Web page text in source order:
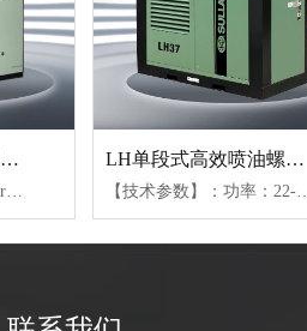
WS18.5-75KW系列固定式螺杆空压机
【技术参数】：7.6-13bar、0.4-2.28m³/min(04-15)、2.2-6.8m³/min(18-37)、5.65-14.7m³/min(45-75)【可选配置】：风冷或水冷（水冷仅限45kW以上机组）、不同防护等级电机、变容控制或变频控制
LH单段式高效喷油螺杆机
【技术参数】：功率：22-160KW、压力范围：